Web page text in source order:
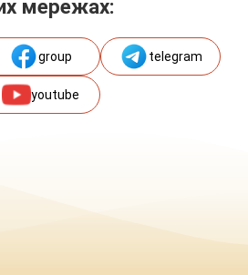
мережах:
group telegram
youtube